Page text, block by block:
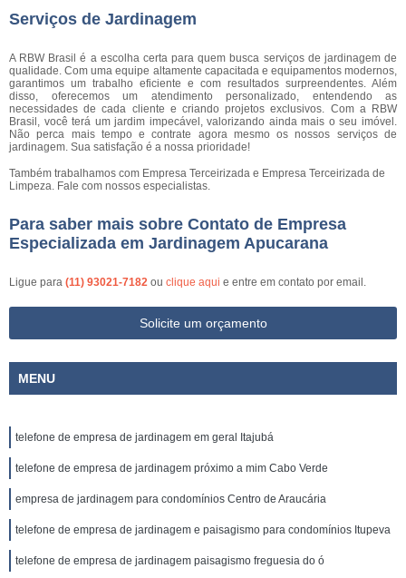
Serviços de Jardinagem
A RBW Brasil é a escolha certa para quem busca serviços de jardinagem de
qualidade. Com uma equipe altamente capacitada e equipamentos modernos,
garantimos um trabalho eficiente e com resultados surpreendentes. Além
disso, oferecemos um atendimento personalizado, entendendo as
necessidades de cada cliente e criando projetos exclusivos. Com a RBW
Brasil, você terá um jardim impecável, valorizando ainda mais o seu imóvel.
Não perca mais tempo e contrate agora mesmo os nossos serviços de
jardinagem. Sua satisfação é a nossa prioridade!
Também trabalhamos com Empresa Terceirizada e Empresa Terceirizada de
Limpeza. Fale com nossos especialistas.
Para saber mais sobre Contato de Empresa
Especializada em Jardinagem Apucarana
Ligue para (11) 93021-7182 ou clique aqui e entre em contato por email.
Solicite um orçamento
MENU
telefone de empresa de jardinagem em geral Itajubá
telefone de empresa de jardinagem próximo a mim Cabo Verde
empresa de jardinagem para condomínios Centro de Araucária
telefone de empresa de jardinagem e paisagismo para condomínios Itupeva
telefone de empresa de jardinagem paisagismo freguesia do ó